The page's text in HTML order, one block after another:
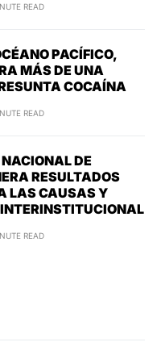
READ
PACÍFICO,
MÁS DE UNA
COCAÍNA
READ
DE
RESULTADOS
LAS CAUSAS Y
READ